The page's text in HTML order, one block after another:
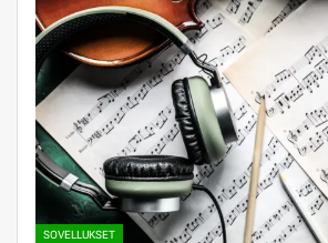
SOVELLUKSET